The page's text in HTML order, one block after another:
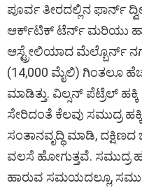
ಪೂರ್ವ ತೀರದಲ್ಲಿನ ಫಾರ್ನ್‌
ಆರ್ಕ್‌ಟಿಕ್ ಟೆರ್ನ್‌ ಮರಿಯು
ಆಸ್ಟ್ರೇಲಿಯಾದ ಮೆಲ್ಬೊರ್ನ್‌
(14,000 ಮೈಲಿ) ಗಿಂತಲೂ
ಮಾಡಿತ್ತು. ವಿಲ್ಸನ್‌ ಪೆಟ್ರೆಲ್‌
ಸೇರಿದಂತೆ ಕೆಲವು ಸಮುದ್ರ
ಸಂತಾನವೃದ್ಧಿ ಮಾಡಿ,
ವಲಸೆ ಹೋಗುತ್ತವೆ. ಸಮುದ್ರ
ಹಾರುವ ಸಮಯದಲ್ಲೂ,